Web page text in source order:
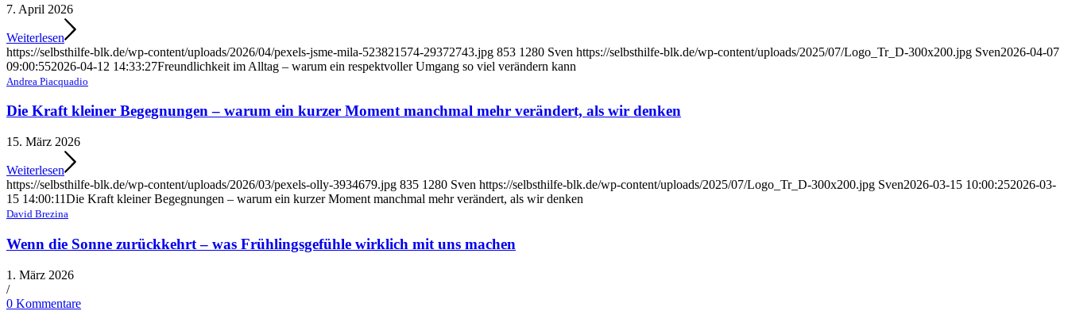
7. April 2026
Weiterlesen
https://selbsthilfe-blk.de/wp-content/uploads/2026/04/pexels-jsme-mila-523821574-29372743.jpg 853 1280 Sven https://selbsthilfe-blk.de/wp-content/uploads/2025/07/Logo_Tr_D-300x200.jpg Sven2026-04-07
09:00:552026-04-12 14:33:27Freundlichkeit im Alltag – warum ein respektvoller Umgang so viel verändern kann
Andrea Piacquadio
Die Kraft kleiner Begegnungen – warum ein kurzer Moment manchmal mehr verändert, als wir denken
15. März 2026
Weiterlesen
https://selbsthilfe-blk.de/wp-content/uploads/2026/03/pexels-olly-3934679.jpg 835 1280 Sven https://selbsthilfe-blk.de/wp-content/uploads/2025/07/Logo_Tr_D-300x200.jpg Sven2026-03-15 10:00:252026-03-
15 14:00:11Die Kraft kleiner Begegnungen – warum ein kurzer Moment manchmal mehr verändert, als wir denken
David Brezina
Wenn die Sonne zurückkehrt – was Frühlingsgefühle wirklich mit uns machen
1. März 2026
/
0 Kommentare